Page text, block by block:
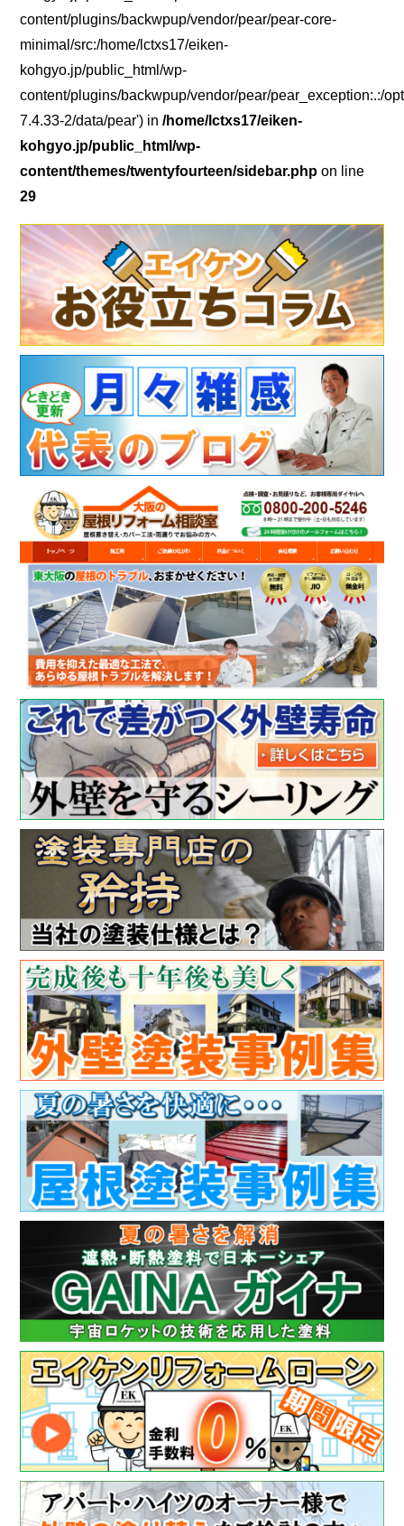
content/plugins/backwpup/vendor/pear/pear-core-
minimal/src:/home/lctxs17/eiken-
kohgyo.jp/public_html/wp-
content/plugins/backwpup/vendor/pear/pear_exception:.:/
7.4.33-2/data/pear') in/home/lctxs17/eiken-
kohgyo.jp/public_html/wp-
content/themes/twentyfourteen/sidebar.php on line
29